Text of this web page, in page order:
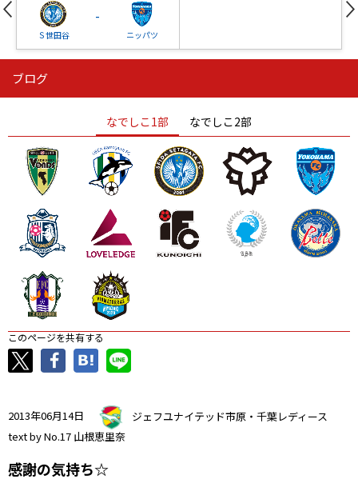
Ｓ世田谷
-
ニッパツ
ニッパツ
ニッパツ 名古屋
石人の星
静岡 愛媛Ｌ
ブログ
なでしこ1部 なでしこ2部
このページを共有する
2013年06月14日
ジェフユナイテッド市原・千葉レディース
text by No.17 山根恵里奈
感謝の気持ち☆